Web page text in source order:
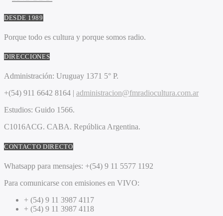
DESDE 1989
Porque todo es cultura y porque somos radio.
DIRECCIONES
Administración: Uruguay 1371 5° P.
+(54) 911 6642 8164 | administracion@fmradiocultura.com.ar
Estudios: Guido 1566.
C1016ACG. CABA. República Argentina.
CONTACTO DIRECTO
Whatsapp para mensajes: +(54) 9 11 5577 1192
Para comunicarse con emisiones en VIVO:
+ (54) 9 11 3987 4117
+ (54) 9 11 3987 4118